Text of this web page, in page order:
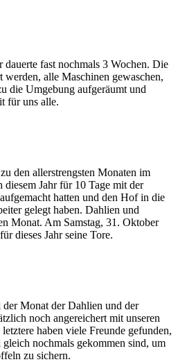
fast nochmals 3 Wochen. Die
alle Maschinen gewaschen,
die Umgebung aufgeräumt und
für uns alle.
den allerstrengsten Monaten im
diesem Jahr für 10 Tage mit der
hatten und den Hof in die
gelegt haben. Dahlien und
Monat. Am Samstag, 31. Oktober
dieses Jahr seine Tore.
Monat der Dahlien und der
noch angereichert mit unseren
haben viele Freunde gefunden,
nochmals gekommen sind, um
zu sichern.